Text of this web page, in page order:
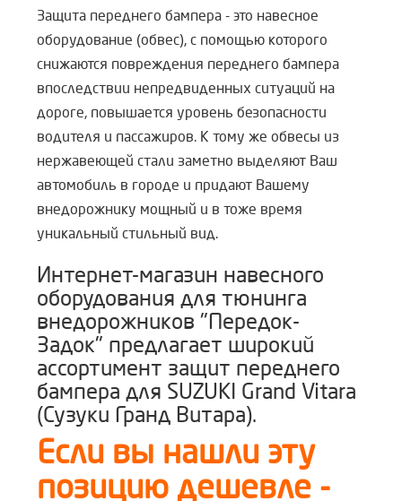
Защита переднего бампера - это навесное
оборудование (обвес), с помощью которого
снижаются повреждения переднего бампера
впоследствии непредвиденных ситуаций на
дороге, повышается уровень безопасности
водителя и пассажиров. К тому же обвесы из
нержавеющей стали заметно выделяют Ваш
автомобиль в городе и придают Вашему
внедорожнику мощный и в тоже время
уникальный стильный вид.
Интернет-магазин навесного
оборудования для тюнинга
внедорожников "Передок-
Задок" предлагает широкий
ассортимент защит переднего
бампера для SUZUKI Grand Vitara
(Сузуки Гранд Витара).
Если вы нашли эту
позицию дешевле -